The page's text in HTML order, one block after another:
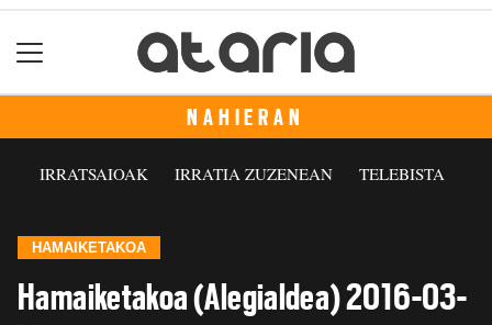
NAHIERAN
IRRATSAIOAK IRRATIA ZUZENEAN TELEBISTA
HAMAIKETAKOA
Hamaiketakoa (Alegialdea) 2016-03-